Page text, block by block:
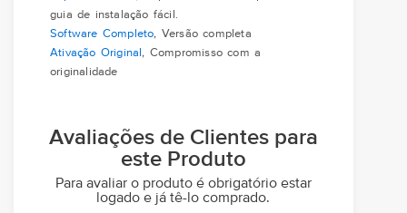
guia de instalação fácil.
Software Completo, Versão completa
Ativação Original , Compromisso com a
originalidade
Avaliações de Clientes para
este Produto
Para avaliar o produto é obrigatório estar
logado e já tê-lo comprado.